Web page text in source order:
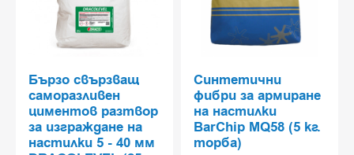
В категорията „Подови системи,
устойчиви на екстремални условия“
ние предлагаме селектирани
продукти, предназначени за ремонт,
армиране, защита и структурно
възстановяване на бетонни и
асфалтови настилки, изложени на
интензивни механични, атмосферни
Бързо свързващ
саморазливен
циментов разтвор
за изграждане на
настилки 5 - 40 мм
Синтетични
фибри за армиране
на настилки
BarChip MQ58 (5 кг.
торба)